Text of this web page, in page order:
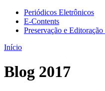
Periódicos Eletrônicos
E-Contents
Preservação e
Início
Blog 2017